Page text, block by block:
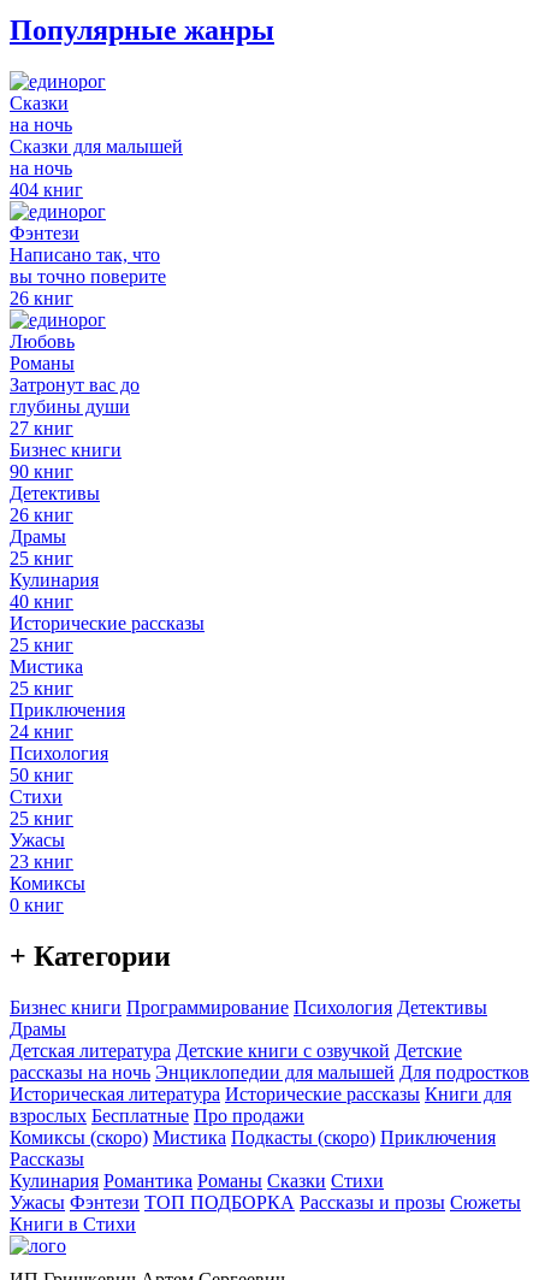
Популярные жанры
Сказки
на ночь
Сказки для малышей
на ночь
404 книг
Фэнтези
Написано так, что
вы точно поверите
26 книг
Любовь
Романы
Затронут вас до
глубины души
27 книг
Бизнес книги
90 книг
Детективы
26 книг
Драмы
25 книг
Кулинария
40 книг
Исторические рассказы
25 книг
Мистика
25 книг
Приключения
24 книг
Психология
50 книг
Стихи
25 книг
Ужасы
23 книг
Комиксы
0 книг
+ Категории
Бизнес книги Программирование Психология Детективы
Драмы
Детская литература Детские книги с озвучкой Детские
рассказы на ночь Энциклопедии для малышей Для подростков
Историческая литература Исторические рассказы Книги для
взрослых Бесплатные Про продажи
Комиксы (скоро) Мистика Подкасты (скоро) Приключения
Рассказы
Кулинария Романтика Романы Сказки Стихи
Ужасы Фэнтези ТОП ПОДБОРКА Рассказы и прозы Сюжеты
Книги в Стихи